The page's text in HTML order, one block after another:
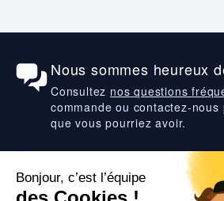
Nous sommes heureux
Consultez nos questions
commande ou contactez-
que vous pourriez avoir.
Suivez-nous